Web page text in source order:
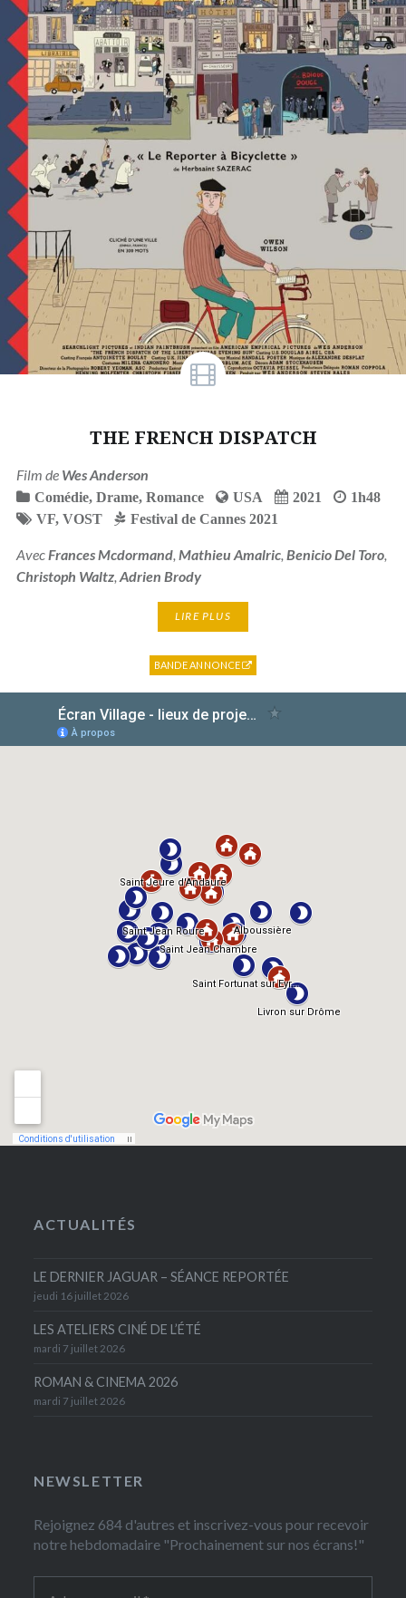
THE FRENCH DISPATCH
Film de Wes Anderson
Comédie, Drame, Romance USA 2021
1h48
VF, VOST Festival de Cannes 2021
AvecFrances Mcdormand, Mathieu Amalric, Benicio Del Toro,
Christoph Waltz, Adrien Brody
LIRE PLUS
BANDE ANNONCE
ACTUALITÉS
LE DERNIER JAGUAR – SÉANCE REPORTÉE
jeudi 16 juillet 2026
LES ATELIERS CINÉ DE L’ÉTÉ
mardi 7 juillet 2026
ROMAN & CINEMA 2026
mardi 7 juillet 2026
NEWSLETTER
Rejoignez 684 d'autres et inscrivez-vous pour recevoir
notre hebdomadaire "Prochainement sur nos écrans!"